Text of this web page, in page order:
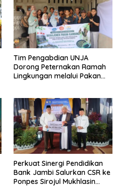
Tim Pengabdian UNJA
Dorong Peternakan Ramah
Lingkungan melalui Pakan
Perkuat Sinergi Pendidikan
Bank Jambi Salurkan CSR ke
Ponpes Sirojul Mukhlasin